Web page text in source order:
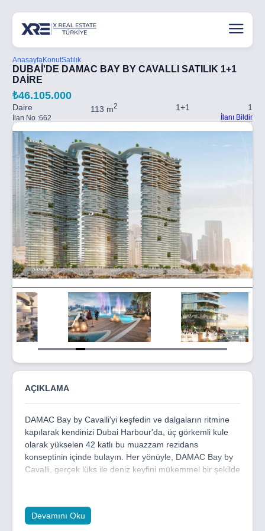
AnasayfaKonutSatılık
DUBAİ'DE DAMAC BAY BY CAVALLI SATILIK 1+1
DAİRE
₺46.105.000
Daire 113 m2 1+1 1
İlan No :662 İlanı Bildir
5
of
AÇIKLAMA
DAMAC Bay by Cavalli'yi keşfedin ve dalgaların ritmine
kapılarak kendinizi Dubai Harbour'da, üç görkemli kule
olarak yükselen 42 katlı bu muazzam rezidans
konseptinin içinde bulayın. Her yönüyle, DAMAC Bay by
Cavalli, gerçek lüks ile deniz keyfini mükemmel bir şekilde
kendinizi yeniden keşfedin. DAMAC Bay'deki lüks
daireler, deniz ve kıyı manzaraları eşliğinde, görkemli bir
Devamını Oku